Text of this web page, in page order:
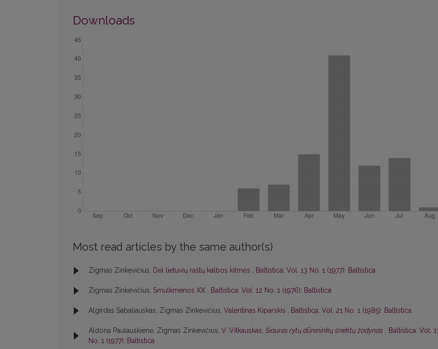
Downloads
Most read articles by the same author(s)
Zigmas Zinkevičius, Dėl lietuvių raštų kalbos kilmės , Baltistica: Vol. 13 No. 1 (1977): Baltistica
Zigmas Zinkevičius, Smulkmenos XX , Baltistica: Vol. 12 No. 1 (1976): Baltistica
Algirdas Sabaliauskas, Zigmas Zinkevičius, Valentinas Kiparskis , Baltistica: Vol. 21 No. 1 (1985): Baltistica
Aldona Paulauskienė, Zigmas Zinkevičius, V. Vitkauskas, Šiaurės rytų dūnininkų šnektų žodynas , Baltistica: Vol.
No. 1 (1977): Baltistica